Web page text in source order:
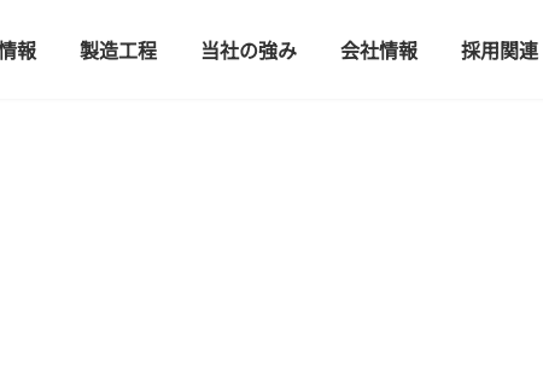
報 製造工程 当社の強み 会社情報 採用関連